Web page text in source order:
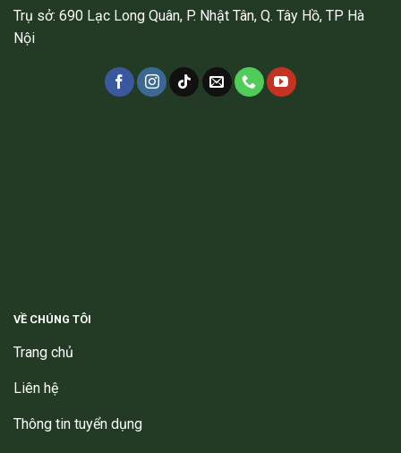
Trụ sở: 690 Lạc Long Quân, P. Nhật Tân, Q. Tây Hồ, TP Hà
Nội
VỀ CHÚNG TÔI
Trang chủ
Liên hệ
Thông tin tuyển dụng